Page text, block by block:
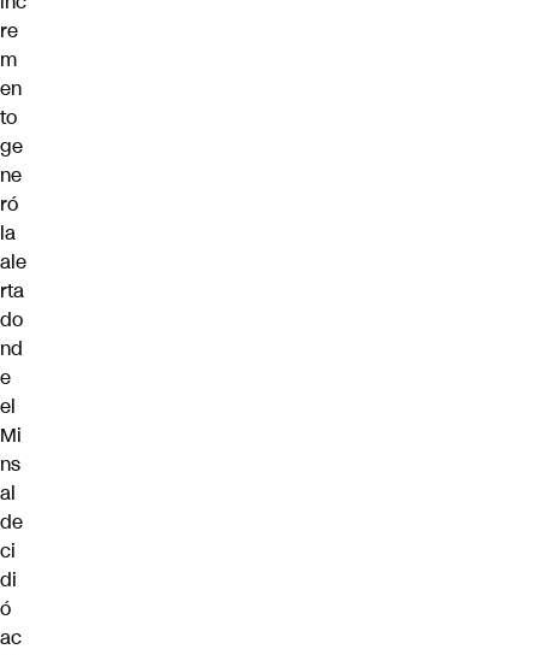
re
m
en
to
ge
ne
ró
la
ale
rta
do
nd
e
el
Mi
ns
al
de
ci
di
ó
ac